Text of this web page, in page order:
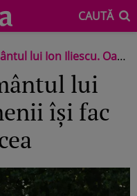
CAUTĂ
Oamenii își fac selfie-uri cu crucea
lui
își fac